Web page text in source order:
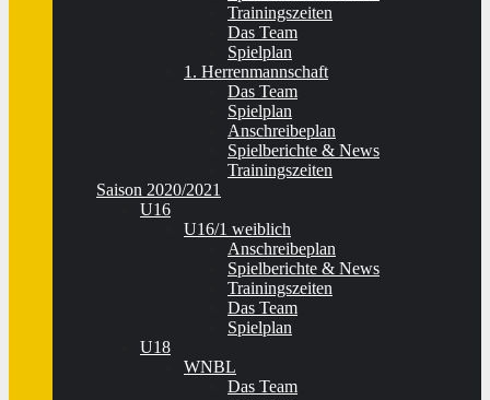
Trainingszeiten
Das Team
Spielplan
1. Herrenmannschaft
Das Team
Spielplan
Anschreibeplan
Spielberichte & News
Trainingszeiten
Saison 2020/2021
U16
U16/1 weiblich
Anschreibeplan
Spielberichte & News
Trainingszeiten
Das Team
Spielplan
U18
WNBL
Das Team